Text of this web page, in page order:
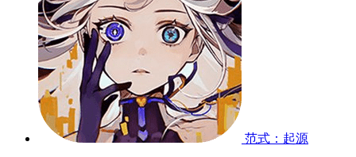
范式：起源